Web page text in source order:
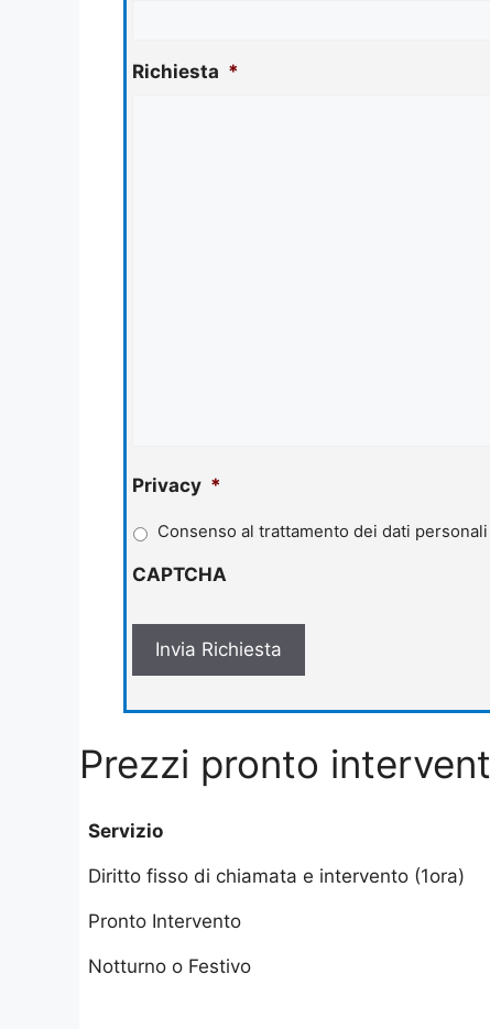
Richiesta *
Privacy *
Consenso al trattamento dei dati
CAPTCHA
Prezzi pronto
Servizio
Diritto fisso di chiamata e intervento (1ora)
Pronto Intervento
Notturno o Festivo